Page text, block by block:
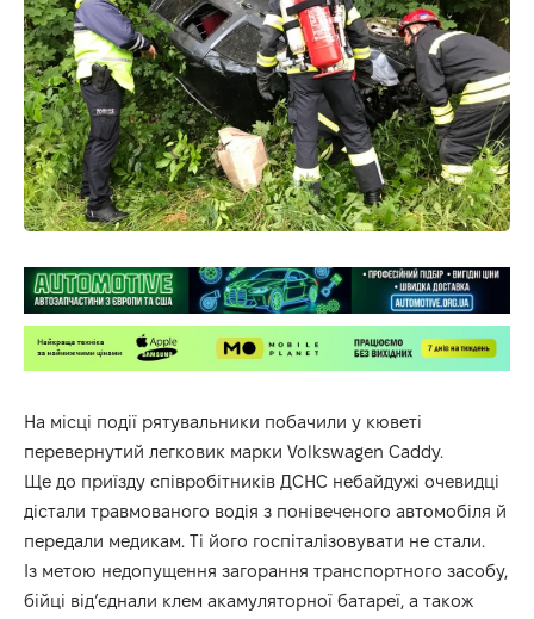
На місці події рятувальники побачили у кюветі
перевернутий легковик марки Volkswagen Caddy.
Ще до приїзду співробітників ДСНС небайдужі очевидці
дістали травмованого водія з понівеченого автомобіля й
передали медикам. Ті його госпіталізовувати не стали.
Із метою недопущення загорання транспортного засобу,
бійці від’єднали клем акамуляторної батареї, а також